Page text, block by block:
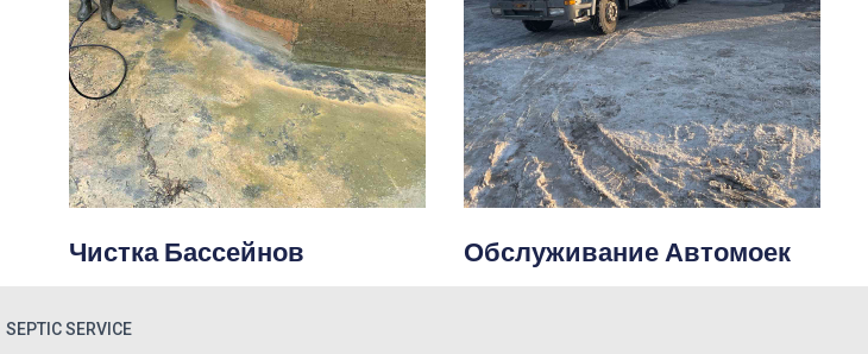
Чистка Бассейнов Обслуживание Автомоек
SEPTIC SERVICE